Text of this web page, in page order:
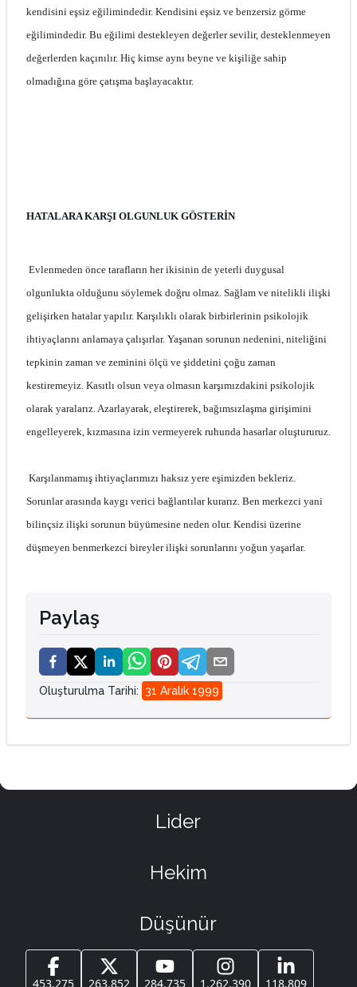
kendisini eşsiz eğilimindedir. Kendisini eşsiz ve benzersiz görme
eğilimindedir. Bu eğilimi destekleyen değerler sevilir, desteklenmeyen
değerlerden kaçınılır. Hiç kimse aynı beyne ve kişiliğe sahip
olmadığına göre çatışma başlayacaktır.
HATALARA KARŞI OLGUNLUK GÖSTERİN
Evlenmeden önce tarafların her ikisinin de yeterli duygusal
olgunlukta olduğunu söylemek doğru olmaz. Sağlam ve nitelikli ilişki
gelişirken hatalar yapılır. Karşılıklı olarak birbirlerinin psikolojik
ihtiyaçlarını anlamaya çalışırlar. Yaşanan sorunun nedenini, niteliğini
tepkinin zaman ve zeminini ölçü ve şiddetini çoğu zaman
kestiremeyiz. Kasıtlı olsun veya olmasın karşımızdakini psikolojik
olarak yaralarız. Azarlayarak, eleştirerek, bağımsızlaşma girişimini
engelleyerek, kızmasına izin vermeyerek ruhunda hasarlar oluştururuz.
Karşılanmamış ihtiyaçlarımızı haksız yere eşimizden bekleriz.
Sorunlar arasında kaygı verici bağlantılar kurarız. Ben merkezci yani
bilinçsiz ilişki sorunun büyümesine neden olur. Kendisi üzerine
düşmeyen benmerkezci bireyler ilişki sorunlarını yoğun yaşarlar.
Paylaş
Oluşturulma Tarihi: 31 Aralık 1999
Lider
Hekim
Düşünür
453.275 263.852 284.735 1.262.390 118.809